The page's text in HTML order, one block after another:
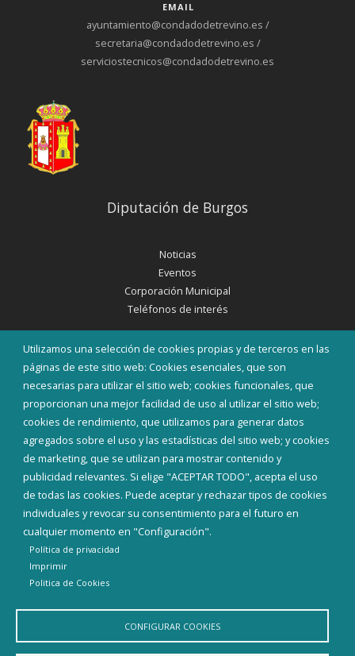
Utilizamos una selección de cookies propias y de terceros en las
páginas de este sitio web: Cookies esenciales, que son
necesarias para utilizar el sitio web; cookies funcionales, que
proporcionan una mejor facilidad de uso al utilizar el sitio web;
cookies de rendimiento, que utilizamos para generar datos
agregados sobre el uso y las estadísticas del sitio web; y cookies
de marketing, que se utilizan para mostrar contenido y
publicidad relevantes. Si elige "ACEPTAR TODO", acepta el uso
de todas las cookies. Puede aceptar y rechazar tipos de cookies
individuales y revocar su consentimiento para el futuro en
cualquier momento en "Configuración".
Política de privacidad
Imprimir
Politica de Cookies
CONFIGURAR COOKIES
EMAIL
ayuntamiento@condadodetrevino.es /
secretaria@condadodetrevino.es /
serviciostecnicos@condadodetrevino.es
Diputación de Burgos
Noticias
Eventos
Corporación Municipal
Teléfonos de interés
INICIAR SESIÓN
MAPA WEB
Diputación de Burgos
Aviso Legal Política de privacidad
Declaración de accesibilidad